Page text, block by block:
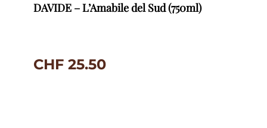
DAVIDE – L’Amabile del Sud (750ml)
CHF 25.50